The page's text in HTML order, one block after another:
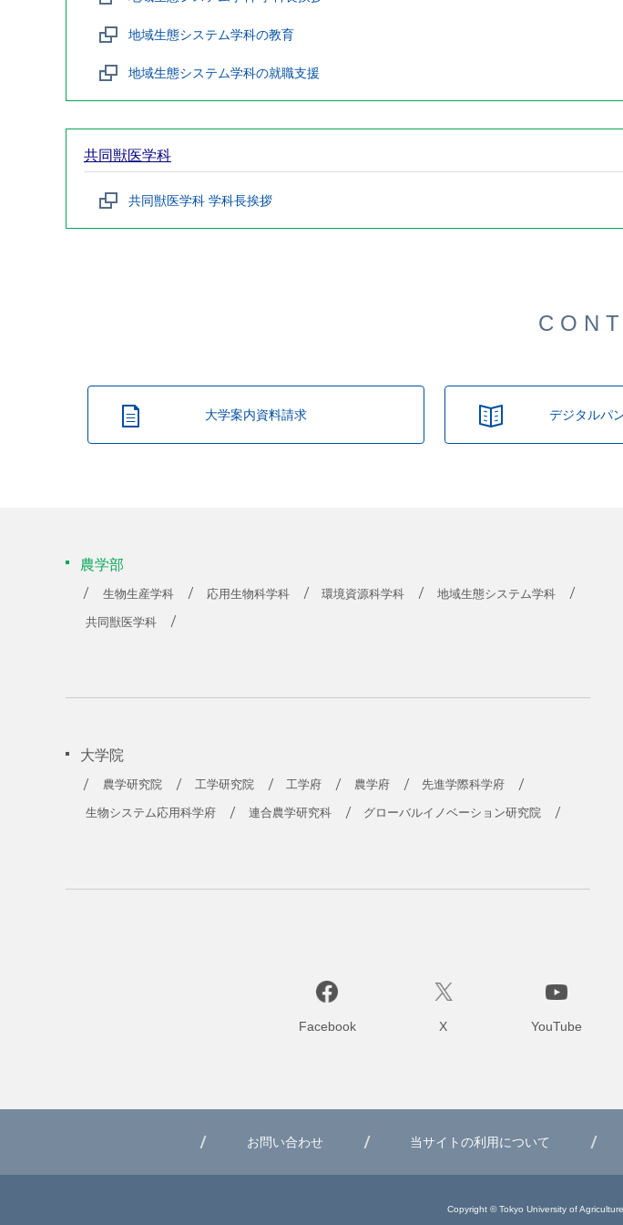
地域生態システム学科の教育
地域生態システム学科の就職支援
共同獣医学科
共同獣医学科 学科長挨拶
大学案内資料請求 デジタルパ
農学部
生物生産学科 応用生物科学科 環境資源科学科 地域生態システム学科
共同獣医学科
大学院
農学研究院 工学研究院 工学府 農学府 先進学際科学府
生物システム応用科学府 連合農学研究科 グローバルイノベーション研究院
Facebook
X YouTube
お問い合わせ 当サイトの利用について
Copyright © Tokyo University of